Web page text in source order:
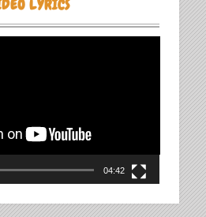
LYRICS
04:42